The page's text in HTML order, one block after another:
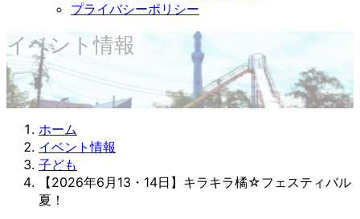
プライバシーポリシー
イベント情報
ホーム
イベント情報
子ども
【2026年6月13・14日】キラキラ橘☆フェスティバル
夏！